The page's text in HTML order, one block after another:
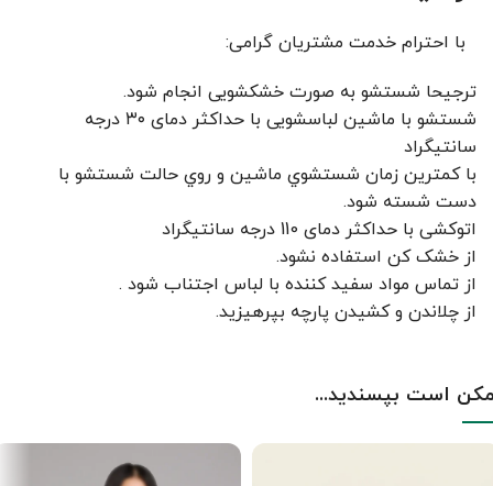
با احترام خدمت مشتریان گرامی:
ترجیحا شستشو به صورت خشکشویی انجام شود.
شستشو با ماشین لباسشویی با حداکثر دمای ۳۰ درجه
سانتیگراد
با کمترين زمان شستشوي ماشين و روي حالت شستشو با
دست شسته شود.
اتوکشی با حداکثر دمای 110 درجه سانتیگراد
از خشک کن استفاده نشود.
از تماس مواد سفید کننده با لباس اجتناب شود .
از چلاندن و کشيدن پارچه بپرهيزيد.
است بپسندید...